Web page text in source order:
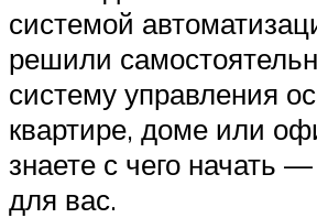
системой
решили
систему управления
квартире, доме или
знаете с чего начать —
для вас.